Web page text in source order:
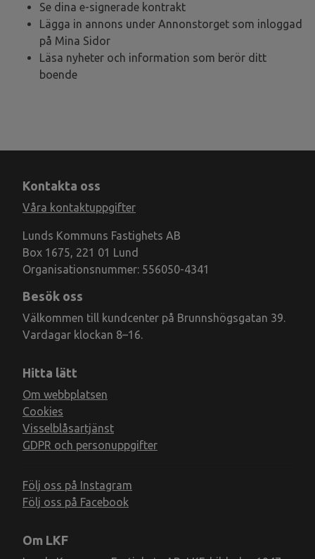
Se dina e-signerade kontrakt
Lägga in annons under Annonstorget som inloggad
på Mina Sidor
Läsa nyheter och information som berör ditt
boende
Kontakta oss
Våra kontaktuppgifter
Lunds Kommuns Fastighets AB
Box 1675, 221 01 Lund
Organisationsnummer: 556050-4341
Besök oss
Välkommen till kundcenter på Brunnshögsgatan 39.
Vardagar klockan 8–16.
Hitta lätt
Om webbplatsen
Cookies
Visselblåsartjänst
GDPR och personuppgifter
Följ oss på Instagram
Följ oss på Facebook
Om LKF